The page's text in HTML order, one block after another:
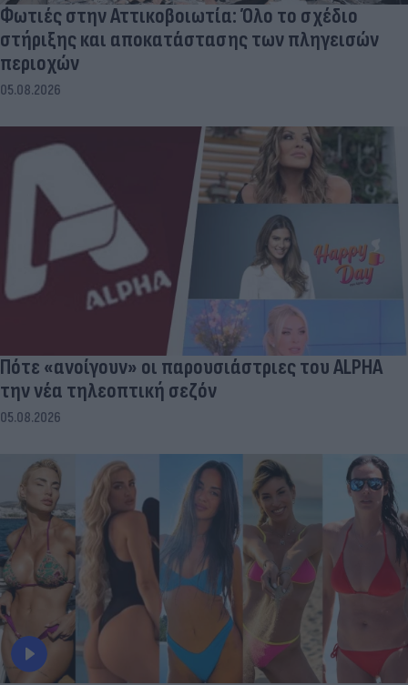
Φωτιές στην Αττικοβοιωτία: Όλο το σχέδιο
στήριξης και αποκατάστασης των πληγεισών
περιοχών
05.08.2026
Πότε «ανοίγουν» οι παρουσιάστριες του ALPHA
την νέα τηλεοπτική σεζόν
05.08.2026